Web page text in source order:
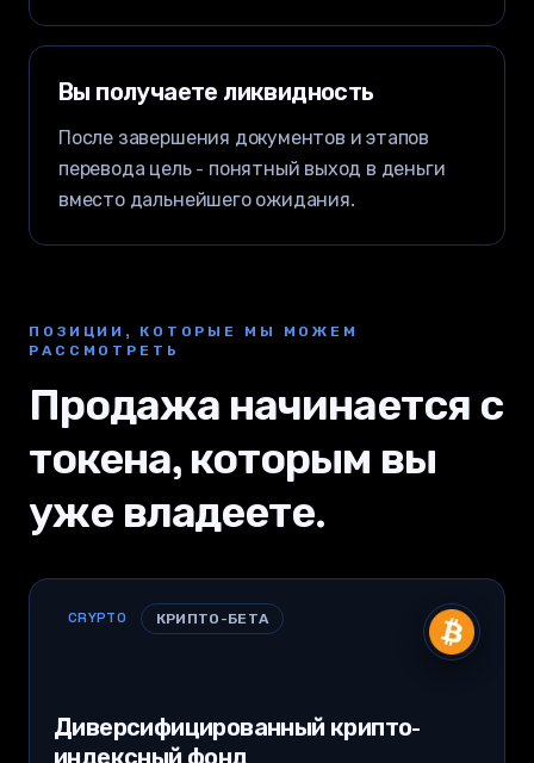
Вы получаете ликвидность
После завершения документов и этапов
перевода цель - понятный выход в деньги
вместо дальнейшего ожидания.
ПОЗИЦИИ, КОТОРЫЕ МЫ МОЖЕМ
РАССМОТРЕТЬ
Продажа начинается с
токена, которым вы
уже владеете.
CRYPTO КРИПТО-БЕТА
Диверсифицированный крипто-